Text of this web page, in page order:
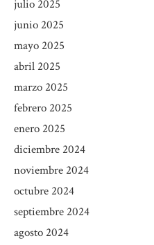
julio 2025
junio 2025
mayo 2025
abril 2025
marzo 2025
febrero 2025
enero 2025
diciembre 2024
noviembre 2024
octubre 2024
septiembre 2024
agosto 2024